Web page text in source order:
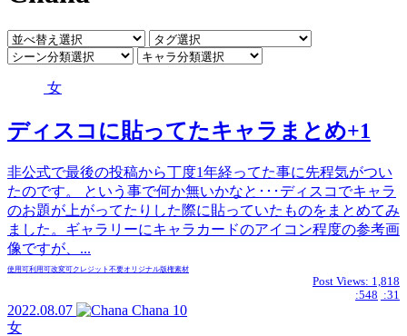
女
ディスコに貼ってたキャラまとめ+1
非公式で最後の投稿から丁度1年経ってた事に先程気がつい
たのです。 という事で何か無いかなと･･･ディスコでキャラ
のお題が上がってたりした際に貼っていたものをまとめてみ
ました。ギャラリーにキャラカードのアイコン程度の参考画
像ですが、...
使用可利用可改変可クレジット不要オリジナル版権素材
Post Views: 1,818
:548 :31
2022.08.07 Chana 10
女